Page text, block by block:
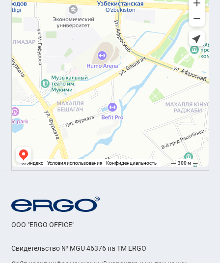
OOO "ERGO OFFICE"
Свидетельство № MGU 46376 на ТМ ERGO